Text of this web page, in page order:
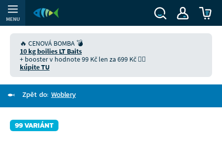
MENU
🔥 CENOVÁ BOMBA 💣
10 kg boilies LT Baits
+ booster v hodnote 99 Kč len za 699 Kč 👉🏻
kúpite TU
Zpět do: Woblery
99 VARIÁNT